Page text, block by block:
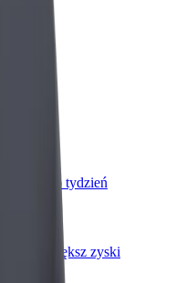
co tydzień
i zwiększ zyski